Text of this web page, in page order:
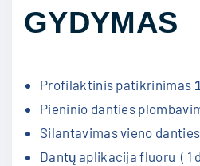
GYDYMAS
Profilaktinis patikrinimas
Pieninio danties
Silantavimas vieno danties
Dantų aplikacija fluoru ( 1